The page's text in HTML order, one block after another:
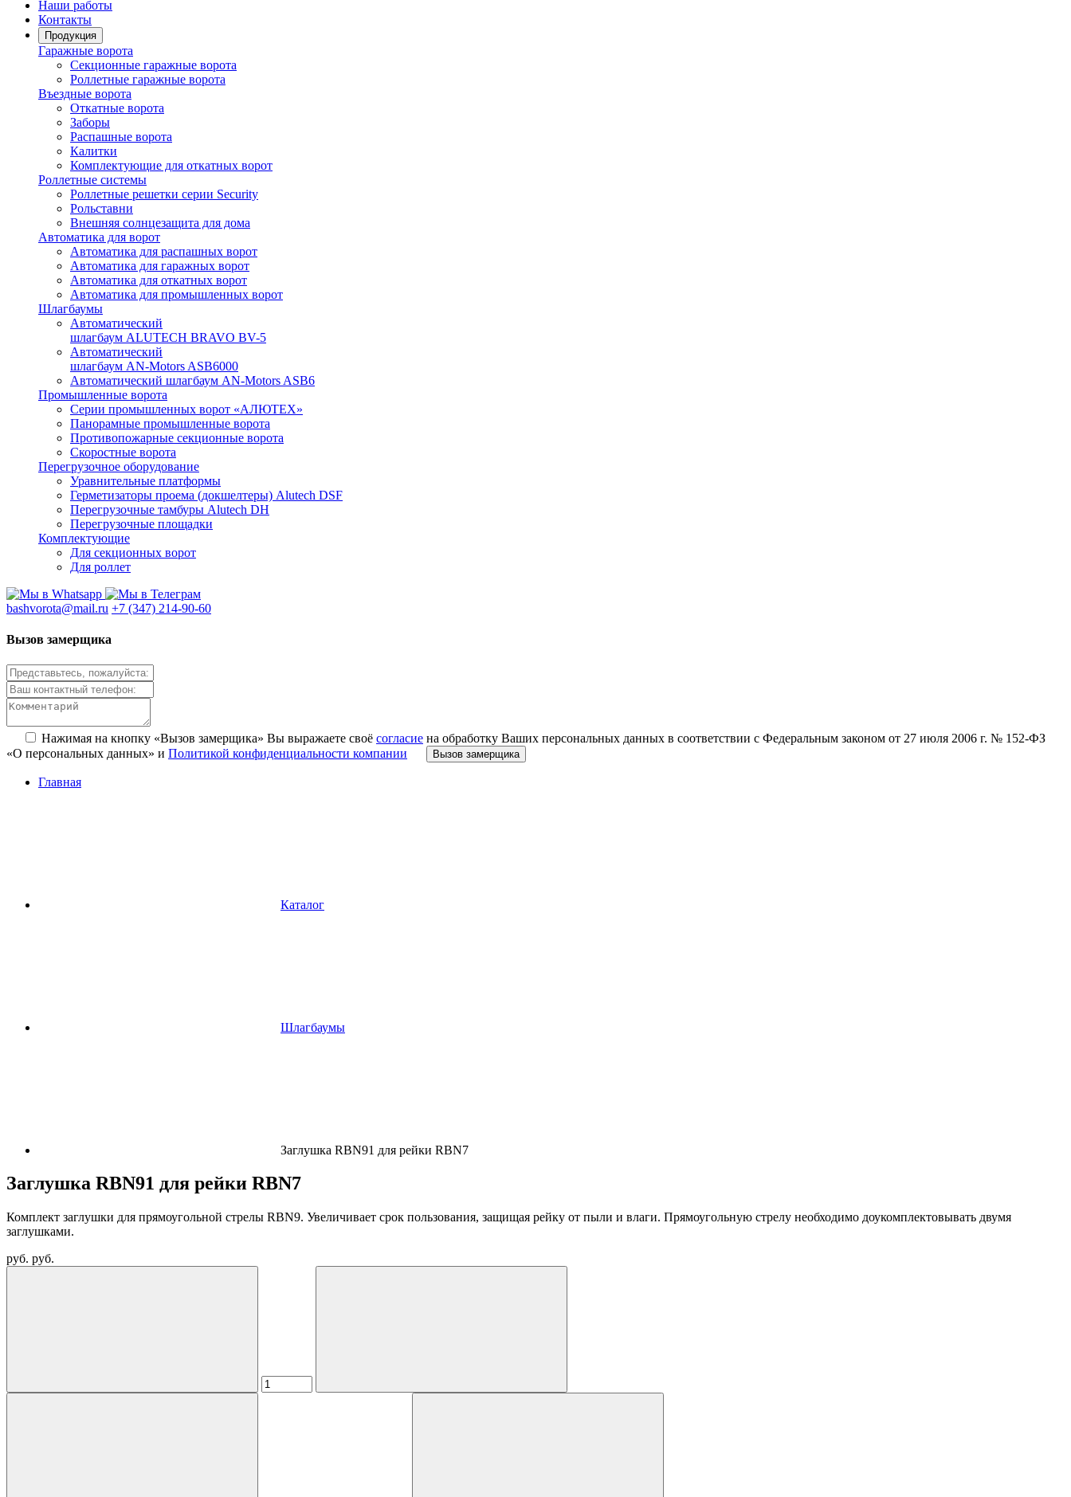
Наши работы
Контакты
Продукция
Гаражные ворота
Секционные гаражные ворота
Роллетные гаражные ворота
Въездные ворота
Откатные ворота
Заборы
Распашные ворота
Калитки
Комплектующие для откатных ворот
Роллетные системы
Роллетные решетки серии Security
Рольставни
Внешняя солнцезащита для дома
Автоматика для ворот
Автоматика для распашных ворот
Автоматика для гаражных ворот
Автоматика для откатных ворот
Автоматика для промышленных ворот
Шлагбаумы
Автоматический
шлагбаум ALUTECH BRAVO BV-5
Автоматический
шлагбаум AN-Motors ASB6000
Автоматический шлагбаум AN-Motors ASB6
Промышленные ворота
Серии промышленных ворот «АЛЮТЕХ»
Панорамные промышленные ворота
Противопожарные секционные ворота
Скоростные ворота
Перегрузочное оборудование
Уравнительные платформы
Герметизаторы проема (докшелтеры) Alutech DSF
Перегрузочные тамбуры Alutech DH
Перегрузочные площадки
Комплектующие
Для секционных ворот
Для роллет
bashvorota@mail.ru +7 (347) 214-90-60
Вызов замерщика
Нажимая на кнопку «Вызов замерщика» Вы выражаете своё согласие на обработку Ваших персональных данных в соответствии с Федеральным законом от 27 июля 2006 г. № 152-ФЗ
«О персональных данных» и Политикой конфиденциальности компании Вызов замерщика
Главная
Каталог
Шлагбаумы
Заглушка RBN91 для рейки RBN7
Заглушка RBN91 для рейки RBN7
Комплект заглушки для прямоугольной стрелы RBN9. Увеличивает срок пользования, защищая рейку от пыли и влаги. Прямоугольную стрелу необходимо доукомплектовывать двумя
заглушками.
руб. руб.